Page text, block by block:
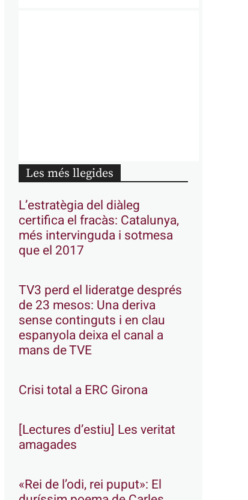
Les més llegides
L’estratègia del diàleg
certifica el fracàs: Catalunya,
més intervinguda i sotmesa
que el 2017
TV3 perd el lideratge després
de 23 mesos: Una deriva
sense continguts i en clau
espanyola deixa el canal a
mans de TVE
Crisi total a ERC Girona
[Lectures d’estiu] Les veritat
amagades
«Rei de l’odi, rei puput»: El